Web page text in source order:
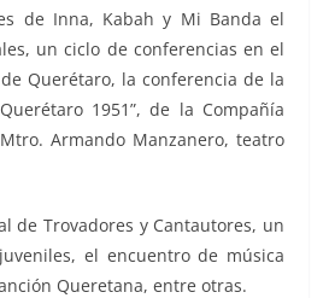
de Inna, Kabah y Mi Banda el
un ciclo de conferencias en el
Querétaro, la conferencia de la
1951”, de la Compañía
Armando Manzanero, teatro
de Trovadores y Cantautores, un
el encuentro de música
Queretana, entre otras.